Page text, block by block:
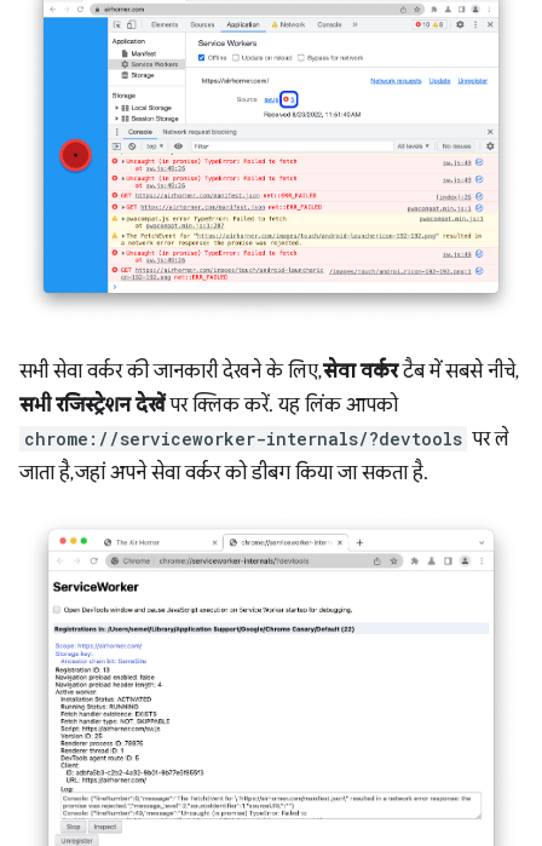
सभी सेवा वर्कर की जानकारी देखने के लिए,सेवा वर्करटैब में सबसे नीचे,
सभी रजिस्ट्रेशन देखेंपर क्लिक करें. यह लिंक आपको
chrome://serviceworker-internals/?devtools पर ले
जाता है, जहां अपने सेवा वर्कर को डीबग किया जा सकता है.